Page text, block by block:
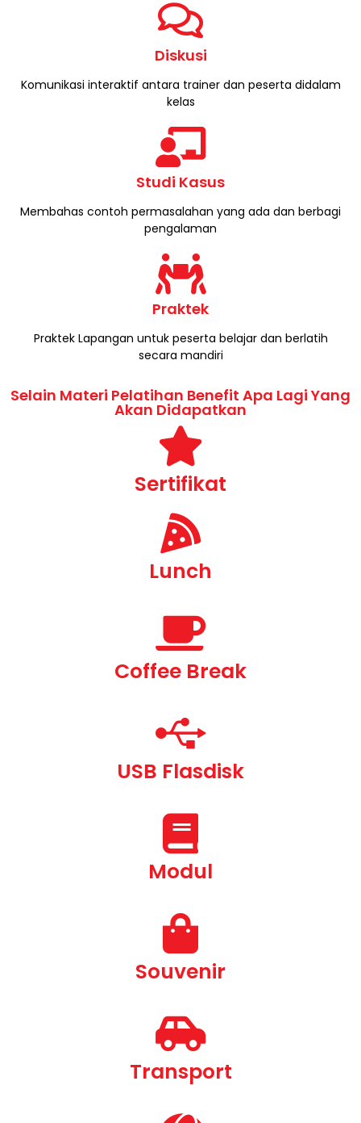
Diskusi
Komunikasi interaktif antara trainer dan peserta didalam
kelas​
Studi Kasus
Membahas contoh permasalahan yang ada dan berbagi
pengalaman
Praktek
Praktek Lapangan untuk peserta belajar dan berlatih
secara mandiri
Selain Materi Pelatihan Benefit Apa Lagi Yang
Akan Didapatkan
Sertifikat
Lunch
Coffee Break
USB Flasdisk
Modul
Souvenir
Transport